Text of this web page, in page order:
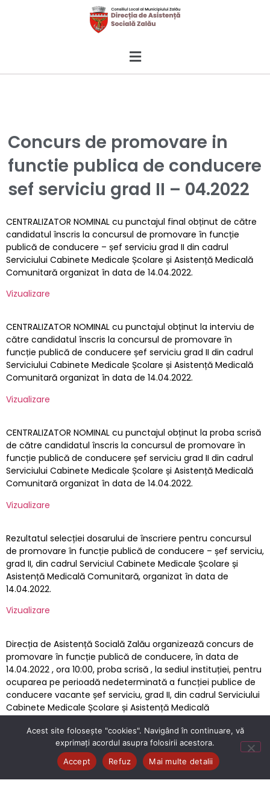
Concurs de promovare in
functie publica de conducere
sef serviciu grad II – 04.2022
CENTRALIZATOR NOMINAL cu punctajul final obținut de către
candidatul înscris la concursul de promovare în funcție
publică de conducere – șef serviciu grad II din cadrul
Serviciului Cabinete Medicale Școlare și Asistență Medicală
Comunitară organizat în data de 14.04.2022.
Vizualizare
CENTRALIZATOR NOMINAL cu punctajul obținut la interviu de
către candidatul înscris la concursul de promovare în
funcție publică de conducere șef serviciu grad II din cadrul
Serviciului Cabinete Medicale Școlare și Asistență Medicală
Comunitară organizat în data de 14.04.2022.
Vizualizare
CENTRALIZATOR NOMINAL cu punctajul obținut la proba scrisă
de către candidatul înscris la concursul de promovare în
funcție publică de conducere șef serviciu grad II din cadrul
Serviciului Cabinete Medicale Școlare și Asistență Medicală
Comunitară organizat în data de 14.04.2022.
Vizualizare
Rezultatul selecției dosarului de înscriere pentru concursul
de promovare în funcție publică de conducere – șef serviciu,
grad II, din cadrul Serviciul Cabinete Medicale Școlare și
Asistență Medicală Comunitară, organizat în data de
14.04.2022.
Vizualizare
Direcția de Asistență Socială Zalău organizează concurs de
promovare în funcție publică de conducere, în data de
14.04.2022 , ora 10:00, proba scrisă , la sediul instituției, pentru
ocuparea pe perioadă nedeterminată a funcției publice de
conducere vacante șef serviciu, grad II, din cadrul Serviciului
Cabinete Medicale Școlare și Asistență Medicală
Consimtamant
Acest site folosește "cookies". Navigând în continuare, vă
exprimați acordul asupra folosirii acestora.
Accept
Refuz Mai multe detalii